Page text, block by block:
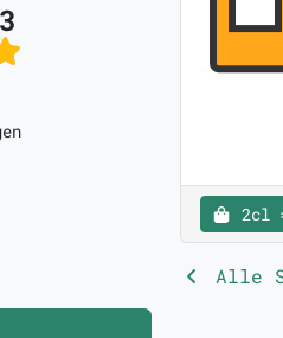
2cl
Alle